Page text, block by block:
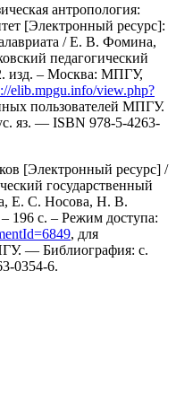
антропология:
[Электронный ресурс]:
/ Е. В. Фомина,
педагогический
изд. – Москва: МПГУ,
elib.mpgu.info/view.php?
пользователей МПГУ.
яз. — ISBN 978-5-4263-
[Электронный ресурс] /
государственный
Е. С. Носова, Н. В.
196 с. – Режим доступа:
, для
— Библиография: с.
0354-6.